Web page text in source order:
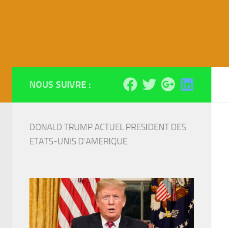
NOUS SUIVRE :
DONALD TRUMP ACTUEL PRESIDENT DES
ETATS-UNIS D'AMERIQUE